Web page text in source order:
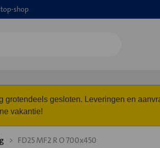
shop
gesloten. Leveringen en
vakantie!
FD25 MF2 R O 700x450